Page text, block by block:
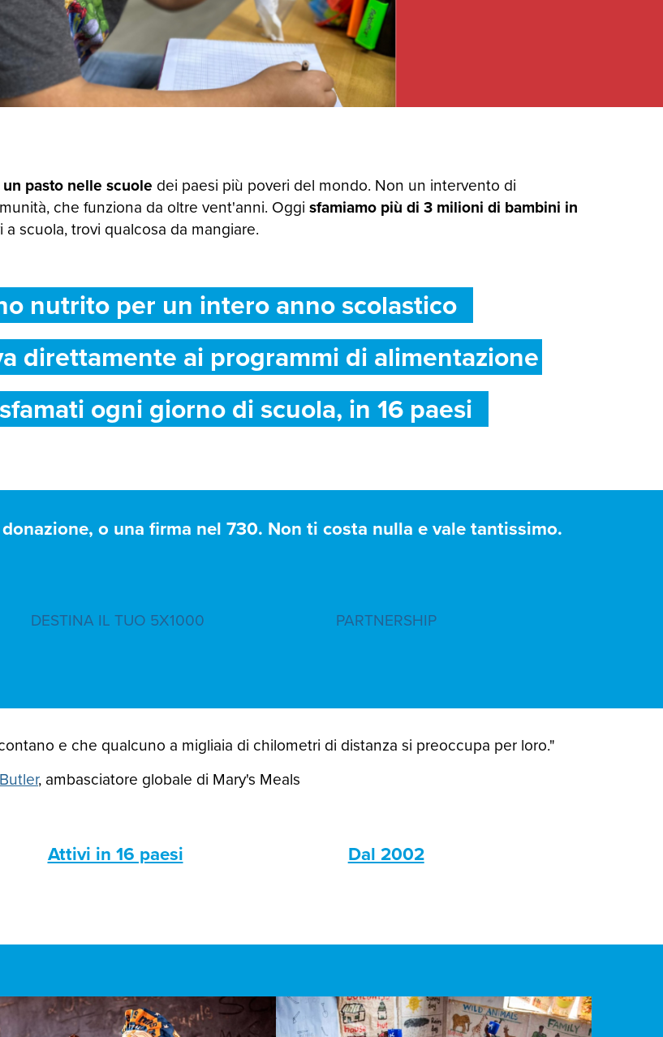
pasto nelle scuole dei paesi più poveri del mondo. Non un intervento di
che funziona da oltre vent'anni. Oggi sfamiamo più di 3 milioni di bambini in
scuola, trovi qualcosa da mangiare.
nutrito per un intero anno scolastico
direttamente ai programmi di alimentazione
ogni giorno di scuola, in 16 paesi
o una firma nel 730. Non ti costa nulla e vale tantissimo.
DESTINA IL TUO 5X1000 PARTNERSHIP
e che qualcuno a migliaia di chilometri di distanza si preoccupa per loro."
, ambasciatore globale di Mary's Meals
Attivi in 16 paesi Dal 2002